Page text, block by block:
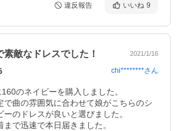
違反報告 いいね 9
素敵なドレスでした！ 2021/1/16
chi********さん
のネイビーを購入しました。
で曲の雰囲気に合わせて娘がこちらのシ
ーのドレスが良いと選びました。
で迅速で本日届きました。